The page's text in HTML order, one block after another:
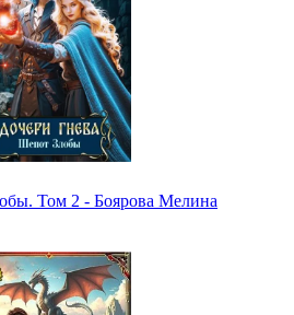
Том 2 - Боярова Мелина